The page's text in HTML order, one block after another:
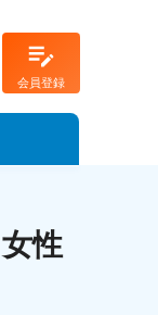
会員登録
性